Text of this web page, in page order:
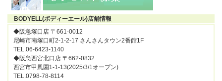
BODYELL(ボディーエール)店舗情報
◆阪急塚口店 〒661-0012
尼崎市南塚口町2-1-2-17 さんさんタウン2番館1F
TEL.06-6423-1140
◆阪急西宮北口店 〒662-0832
西宮市甲風園1-1-13(2025/3/1オープン)
TEL.0798-78-8114